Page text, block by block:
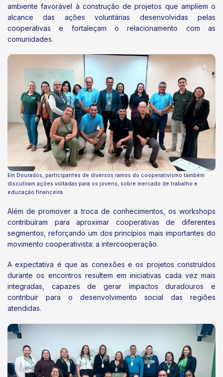
ambiente favorável à construção de projetos que ampliem o
alcance das ações voluntárias desenvolvidas pelas
cooperativas e fortaleçam o relacionamento com as
comunidades.
Em Dourados, participantes de diversos ramos do cooperativismo também
discutiram ações voltadas para os jovens, sobre mercado de trabalho e
educação financeira.
Além de promover a troca de conhecimentos, os workshops
contribuíram para aproximar cooperativas de diferentes
segmentos, reforçando um dos princípios mais importantes do
movimento cooperativista: a intercooperação.
A expectativa é que as conexões e os projetos construídos
durante os encontros resultem em iniciativas cada vez mais
integradas, capazes de gerar impactos duradouros e
contribuir para o desenvolvimento social das regiões
atendidas.